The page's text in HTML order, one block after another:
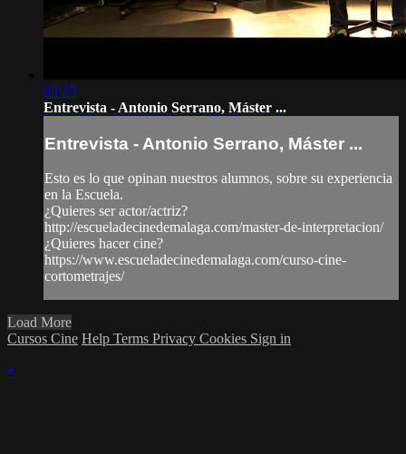
03:25
Entrevista - Antonio Serrano, Máster ...
Entrevista - Antonio Serrano, Máster ...
Esto es lo que opinan nuestros alumnos, sobre su experiencia
en la Escuela.
¿Quieres ser actor/actriz?
http://escueladecinedemalaga.com/master-de-interpretacion/
¿Quieres hacer cine?
https://www.escueladecinedemalaga.com/curso-cine-
cortometrajes/
Load More
Cursos Cine Help Terms Privacy Cookies Sign in
×